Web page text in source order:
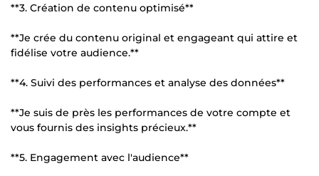
**3. Création de contenu optimisé**
**Je crée du contenu original et engageant qui attire et
fidélise votre audience.**
**4. Suivi des performances et analyse des données**
**Je suis de près les performances de votre compte et
vous fournis des insights précieux.**
**5. Engagement avec l'audience**